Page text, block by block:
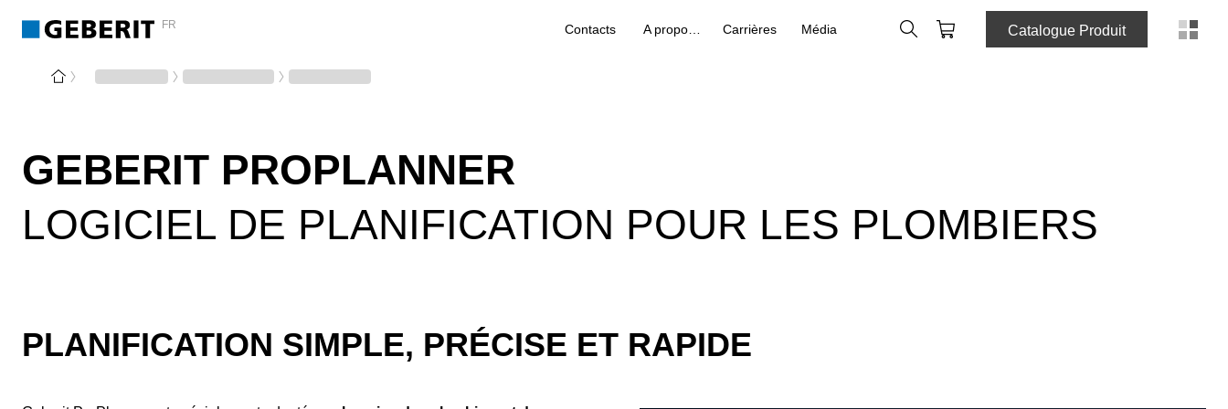
FR Contacts Carrières Média Rechercher Catalogue Produit
GEBERIT PROPLANNER
LOGICIEL DE PLANIFICATION POUR LES PLOMBIERS
PLANIFICATION SIMPLE, PRÉCISE ET RAPIDE